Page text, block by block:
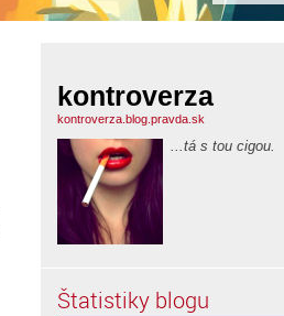
kontroverza
kontroverza.blog.pravda.sk
...tá s tou cigou.
Štatistiky blogu